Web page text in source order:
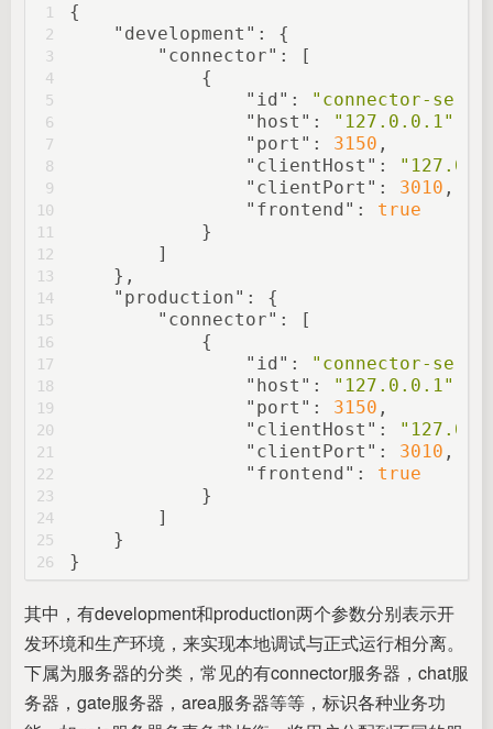
1
2
3
4
5
6
7
8
9
10
11
12
13
14
15
16
17
18
19
20
21
22
23
24
25
26
{
"development" : {
"connector" : [
            {
"id" :
"connector-
"host" : "127.0.0.1"
"port" : 3150 ,
"clientHost" :
"clientPort" : 3010 ,
"frontend" : true
            }
        ]
    },
"production" : {
"connector" : [
            {
"id" :
"connector-
"host" : "127.0.0.1"
"port" : 3150 ,
"clientHost" :
"clientPort" : 3010 ,
"frontend" : true
            }
        ]
    }
}
其中，有development和production两个参数分别表示开
发环境和生产环境，来实现本地调试与正式运行相分离。
下属为服务器的分类，常见的有connector服务器，chat服
务器，gate服务器，area服务器等等，标识各种业务功